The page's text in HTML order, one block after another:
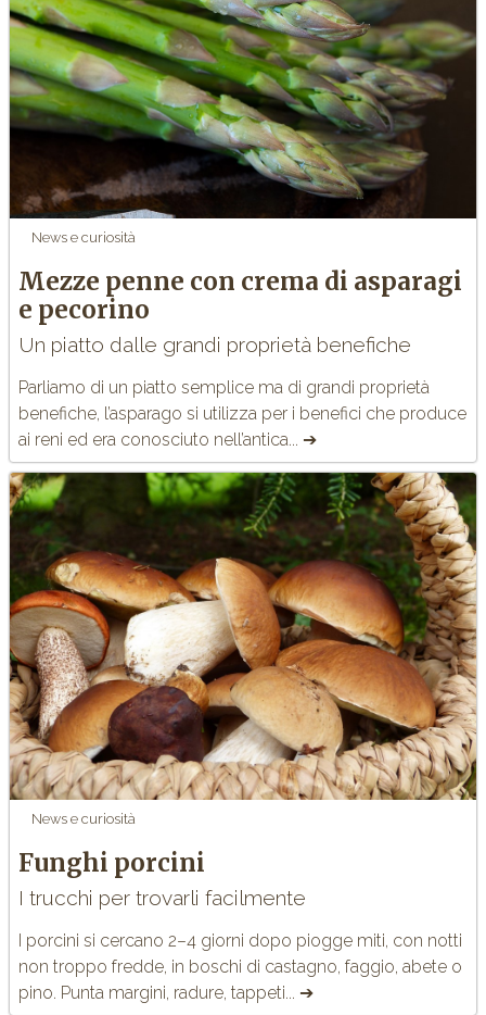
News e curiosità
Mezze penne con crema di asparagi
e pecorino
Un piatto dalle grandi proprietà benefiche
Parliamo di un piatto semplice ma di grandi proprietà
benefiche, l’asparago si utilizza per i benefici che produce
ai reni ed era conosciuto nell’antica... ➔
News e curiosità
Funghi porcini
I trucchi per trovarli facilmente
I porcini si cercano 2–4 giorni dopo piogge miti, con notti
non troppo fredde, in boschi di castagno, faggio, abete o
pino. Punta margini, radure, tappeti... ➔